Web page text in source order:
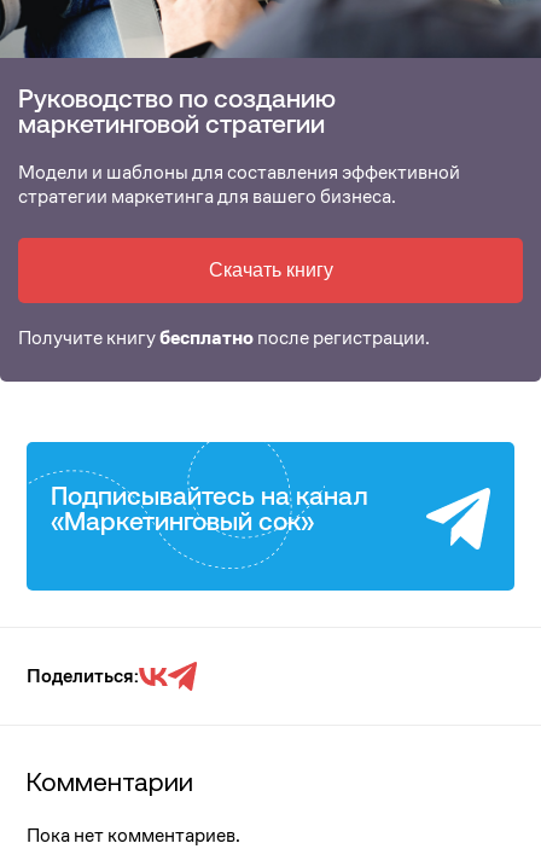
Руководство по созданию
маркетинговой стратегии
Модели и шаблоны для составления эффективной
стратегии маркетинга для вашего бизнеса.
Скачать книгу
Получите книгубесплатнопосле регистрации.
Подписывайтесь на канал
«Маркетинговый сок»
Поделиться:
Комментарии
Пока нет комментариев.